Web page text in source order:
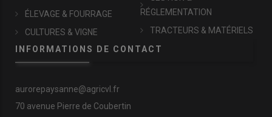
ÉLEVAGE & FOURRAGE
CULTURES & VIGNE
RÉGLEMENTATION
TRACTEURS & MATÉRIELS
INFORMATIONS DE CONTACT
aurorepaysanne@agricvl.fr
70 avenue Pierre de Coubertin